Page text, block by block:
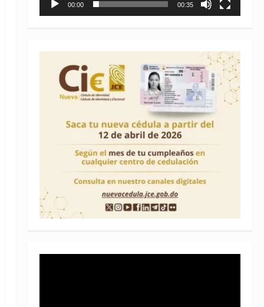
00:00 00:35